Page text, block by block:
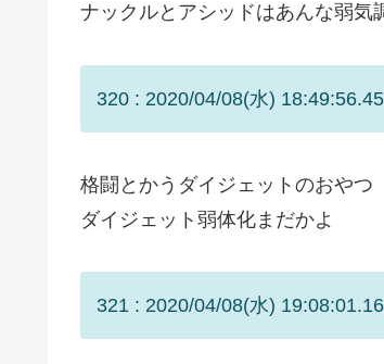
ナックルとアシッドはあんな弱気
320 : 2020/04/08(水)
格闘とかうダイジェットのおやつ
ダイジェット弱体化まだかよ
321 : 2020/04/08(水)